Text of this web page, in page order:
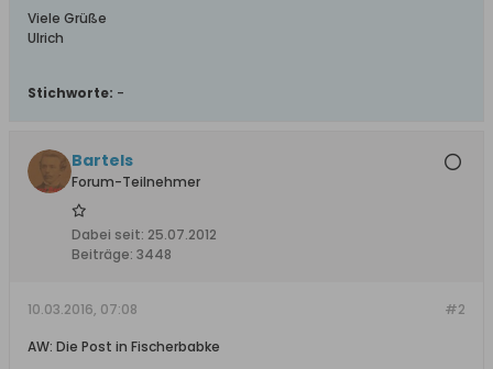
Viele Grüße
Ulrich
Stichworte: -
Bartels
Forum-Teilnehmer
Dabei seit: 25.07.2012
Beiträge: 3448
#2
10.03.2016, 07:08
AW: Die Post in Fischerbabke